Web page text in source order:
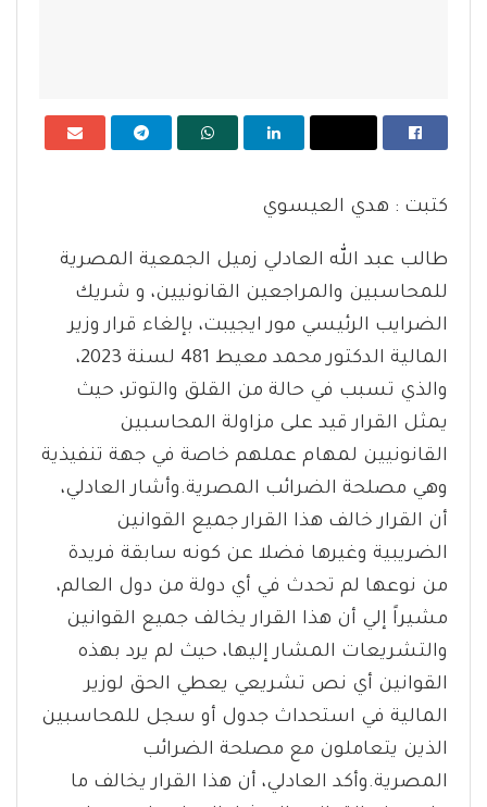
كتبت : هدي العيسوي
طالب عبد الله العادلي زميل الجمعية المصرية
للمحاسبين والمراجعين القانونيين، و شريك
الضرايب الرئيسي مور ايجيبت، بإلغاء قرار وزير
المالية الدكتور محمد معيط 481 لسنة 2023،
والذي تسبب في حالة من القلق والتوتر، حيث
يمثل القرار قيد على مزاولة المحاسبين
القانونيين لمهام عملهم خاصة في جهة تنفيذية
وهي مصلحة الضرائب المصرية.وأشار العادلي،
أن القرار خالف هذا القرار جميع القوانين
الضريبية وغيرها فضلا عن كونه سابقة فريدة
من نوعها لم تحدث في أي دولة من دول العالم،
مشيراً إلي أن هذا القرار يخالف جميع القوانين
والتشريعات المشار إليها، حيث لم يرد بهذه
القوانين أي نص تشريعي يعطي الحق لوزير
المالية في استحداث جدول أو سجل للمحاسبين
الذين يتعاملون مع مصلحة الضرائب
المصرية.وأكد العادلي، أن هذا القرار يخالف ما